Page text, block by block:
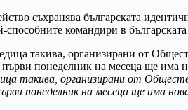
съхранява българската
командири в
такива, организирани от
понеделник на месеца ще има